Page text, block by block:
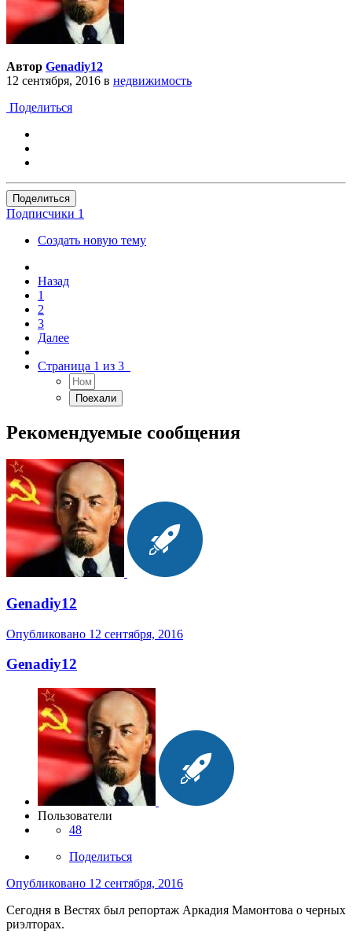
Автор Genadiy12
12 сентября, 2016 в недвижимость
Поделиться
Поделиться
Подписчики 1
Создать новую тему
Назад
1
2
3
Далее
Страница 1 из 3
Рекомендуемые сообщения
Genadiy12
Опубликовано 12 сентября, 2016
Genadiy12
Пользователи
48
Поделиться
Опубликовано 12 сентября, 2016
Сегодня в Вестях был репортаж Аркадия Мамонтова о черных
риэлторах.